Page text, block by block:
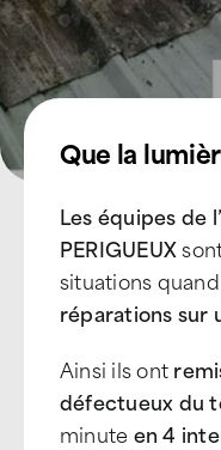
Que la
Les équipes de
PERIGUEUX
situations
réparations sur
Ainsi ils ont
défectueux du
minute en 4